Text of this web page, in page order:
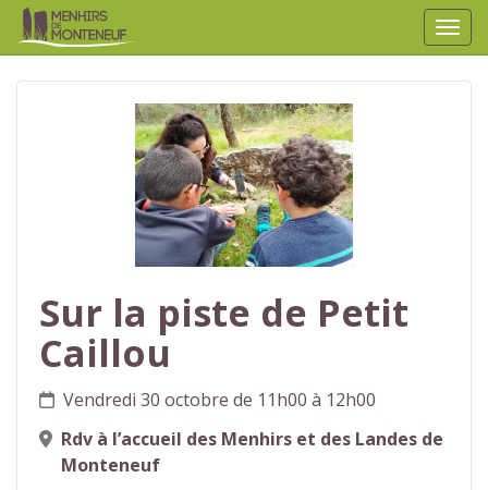
Sur la piste de Petit
Caillou
Vendredi 30 octobre de 11h00 à 12h00
Rdv à l’accueil des Menhirs et des Landes de
Monteneuf